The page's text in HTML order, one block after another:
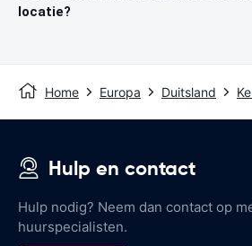
locatie?
Home Europa Duitsland
Hulp en contact
Hulp nodig? Neem dan contact op
huurspecialisten.